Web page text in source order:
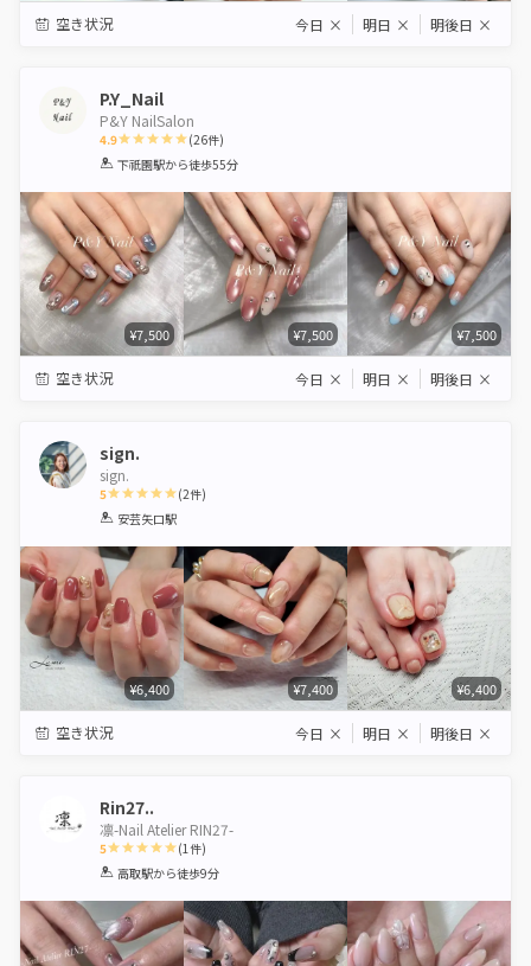
空き状況 今日 × 明日 × 明後日 ×
P.Y_Nail
P&Y NailSalon
4.9
1 2 3 4 5
(26件)
下祇園駅から徒歩55分
¥7,500 ¥7,500 ¥7,500
空き状況 今日 × 明日 × 明後日 ×
sign.
sign.
5
1 2 3 4 5
(2件)
安芸矢口駅
¥6,400 ¥7,400 ¥6,400
空き状況 今日 × 明日 × 明後日 ×
Rin27..
凛-Nail Atelier RIN27-
5
1 2 3 4 5
(1件)
高取駅から徒歩9分